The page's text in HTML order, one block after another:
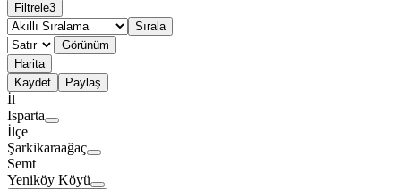
Filtrele3
Sırala
Görünüm
Harita
Kaydet
Paylaş
İl
Isparta
İlçe
Şarkikaraağaç
Semt
Yeniköy Köyü